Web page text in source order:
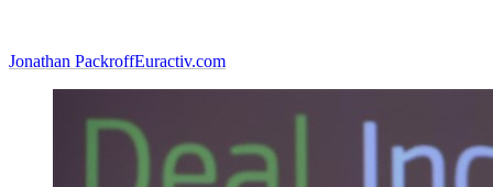
Jonathan PackroffEuractiv.com